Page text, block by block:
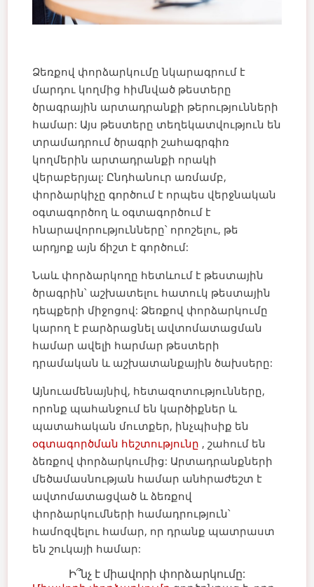
Ձեռքով փորձարկումը նկարագրում է
մարդու կողմից հիմնված թեստերը
ծրագրային արտադրանքի թերությունների
համար: Այս թեստերը տեղեկատվություն են
տրամադրում ծրագրի շահագրգիռ
կողմերին արտադրանքի որակի
վերաբերյալ: Ընդհանուր առմամբ,
փորձարկիչը գործում է որպես վերջնական
օգտագործող և օգտագործում է
հնարավորությունները՝ որոշելու, թե
արդյոք այն ճիշտ է գործում:
Նաև փորձարկողը հետևում է թեստային
ծրագրին՝ աշխատելու հատուկ թեստային
դեպքերի միջոցով: Ձեռքով փորձարկումը
կարող է բարձրացնել ավտոմատացման
համար ավելի հարմար թեստերի
դրամական և աշխատանքային ծախսերը:
Այնուամենայնիվ, հետազոտությունները,
որոնք պահանջում են կարծիքներ և
պատահական մուտքեր, ինչպիսիք են
օգտագործման հեշտությունը , շահում են
ձեռքով փորձարկումից: Արտադրանքների
մեծամասնության համար անհրաժեշտ է
ավտոմատացված և ձեռքով
փորձարկումների համադրություն՝
համոզվելու համար, որ դրանք պատրաստ
են շուկայի համար:
Ի՞նչ է միավորի փորձարկումը: